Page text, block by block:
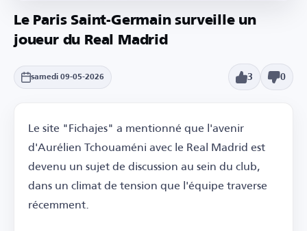
Le Paris Saint-Germain surveille un
joueur du Real Madrid
samedi 09-05-2026 3 0
Le site "Fichajes" a mentionné que l'avenir
d'Aurélien Tchouaméni avec le Real Madrid est
devenu un sujet de discussion au sein du club,
dans un climat de tension que l'équipe traverse
récemment.